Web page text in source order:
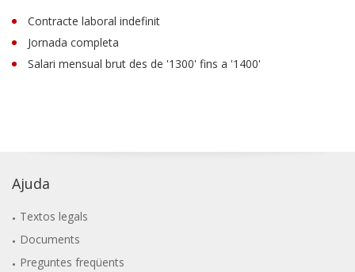
Contracte laboral indefinit
Jornada completa
Salari mensual brut des de '1300' fins a '1400'
Ajuda
Textos legals
Documents
Preguntes freqüents